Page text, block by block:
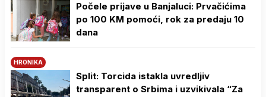
Počele prijave u Banjaluci: Prvačićima
po 100 KM pomoći, rok za predaju 10
dana
HRONIKA
Split: Torcida istakla uvredljiv
transparent o Srbima i uzvikivala “Za